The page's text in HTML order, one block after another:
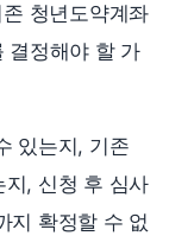
청년도약계좌
결정해야 할 가
있는지, 기존
지, 신청 후 심사
지 확정할 수 없